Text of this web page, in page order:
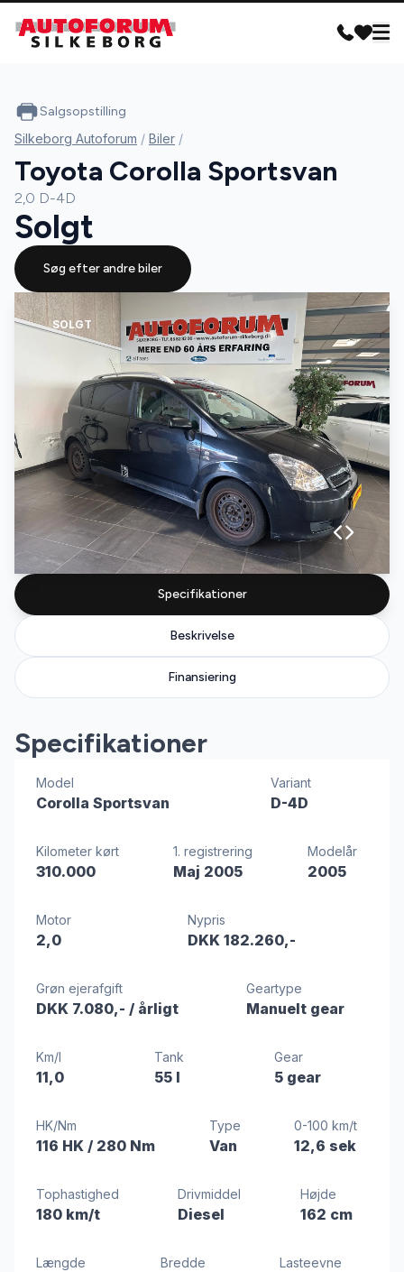
SOLGT
Specifikationer
Beskrivelse
Finansiering
Specifikationer
Model
Corolla Sportsvan
Variant
D-4D
Kilometer kørt
310.000
1. registrering
Maj 2005
Modelår
2005
Motor
2,0
Nypris
DKK 182.260,-
Grøn ejerafgift
DKK 7.080,- / årligt
Geartype
Manuelt gear
Km/l
11,0
Tank
55 l
Gear
5 gear
HK/Nm
116 HK / 280 Nm
Type
Van
0-100 km/t
12,6 sek
Tophastighed
180 km/t
Drivmiddel
Diesel
Højde
162 cm
Længde Bredde Lasteevne
Salgsopstilling
Silkeborg Autoforum / Biler /
Toyota Corolla Sportsvan
2,0 D-4D
Solgt
Søg efter andre biler